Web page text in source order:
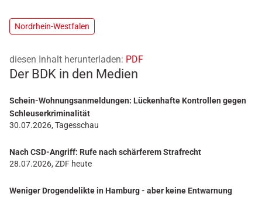
Nordrhein-Westfalen
diesen Inhalt herunterladen: PDF
Der BDK in den Medien
Schein-Wohnungsanmeldungen: Lückenhafte Kontrollen gegen
Schleuserkriminalität
30.07.2026, Tagesschau
Nach CSD-Angriff: Rufe nach schärferem Strafrecht
28.07.2026, ZDF heute
Weniger Drogendelikte in Hamburg - aber keine Entwarnung